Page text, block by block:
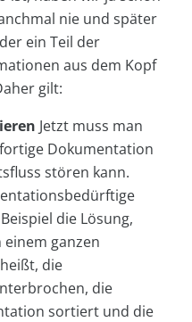
nie und später
ein Teil der
aus dem Kopf
gilt:
Jetzt muss man
Dokumentation
stören kann.
die Lösung,
ganzen
die
die
sortiert und die